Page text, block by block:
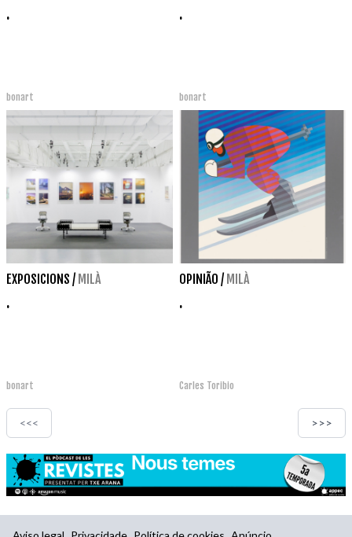
.
bonart
.
bonart
EXPOSICIONS / MILÀ
.
bonart
OPINIÃO / MILÀ
.
Carles Toribio
<<< >>>